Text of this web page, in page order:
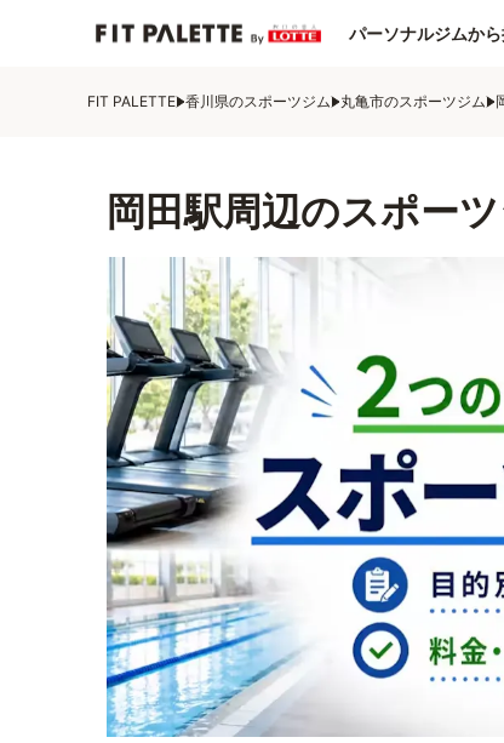
パーソナルジムか
FIT PALETTE 香川県のスポーツジム 丸亀市のスポーツジム
岡田駅周辺のスポー